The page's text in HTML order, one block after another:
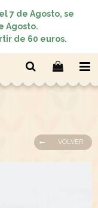
7 de Agosto, se
Agosto.
de 60 euros.
VOLVER